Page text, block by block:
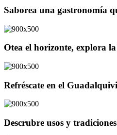
Saborea una gastronomía
Otea el horizonte, explora
Refréscate en el
Descrubre usos y